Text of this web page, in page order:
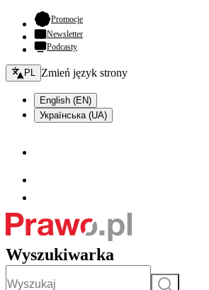
Promocje- otwiera się w nowej karcie
Newsletter
Podcasty
Zmień język - bieżący:
PL Zmień język strony
English (EN)
Українська (UA)
Wyszukiwarka
Szukaj